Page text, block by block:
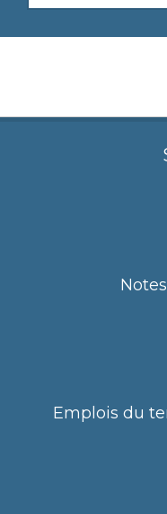
Emplois du